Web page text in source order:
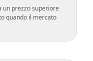
un prezzo superiore
quando il mercato